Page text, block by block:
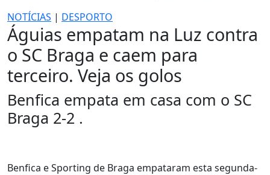
NOTÍCIAS | DESPORTO
Águias empatam na Luz contra
o SC Braga e caem para
terceiro. Veja os golos
Benfica empata em casa com o SC
Braga 2-2 .
Benfica e Sporting de Braga empataram esta segunda-